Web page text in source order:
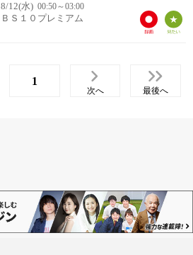
8/12(水) 00:50～03:00
ＢＳ１０プレミアム
1
次へ 最後へ